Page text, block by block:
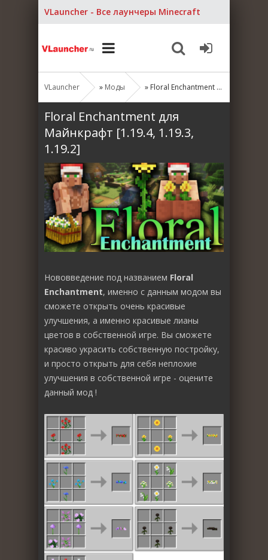
VLauncher - Все лаунчеры Minecraft
VLauncher » Моды » Floral Enchantment для Майнкрафт [1.19.4, 1.19.3, 1.19.2]
Floral Enchantment для
Майнкрафт [1.19.4, 1.19.3,
1.19.2]
Нововведение под названием Floral
Enchantment, именно с данным модом вы
сможете открыть очень красивые
улучшения, а именно красивые лианы
цветов в собственной игре. Вы сможете
красиво украсить собственную постройку,
и просто открыть для себя неплохие
улучшения в собственной игре - оцените
данный мод !